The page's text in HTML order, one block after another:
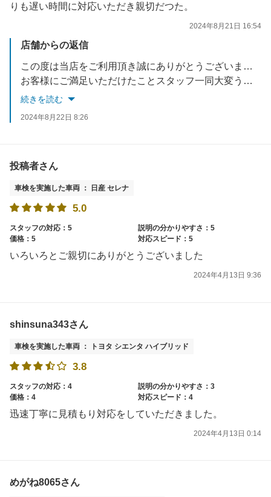
りも遅い時間に対応いただき親切だつた。
2024年8月21日 16:54
店舗からの返信
この度は当店をご利用頂き誠にありがとうございました！
お客様にご満足いただけたことスタッフ一同大変うれしく思います。
続きを読む
2024年8月22日 8:26
投稿者さん
車検を実施した車両 ： 日産 セレナ
5.0
スタッフの対応：5
説明の分かりやすさ：5
価格：5
対応スピード：5
いろいろとご親切にありがとうございました
2024年4月13日 9:36
shinsuna343さん
車検を実施した車両 ： トヨタ シエンタ ハイブリッド
3.8
スタッフの対応：4
説明の分かりやすさ：3
価格：4
対応スピード：4
迅速丁寧に見積もり対応をしていただきました。
2024年4月13日 0:14
めがね8065さん